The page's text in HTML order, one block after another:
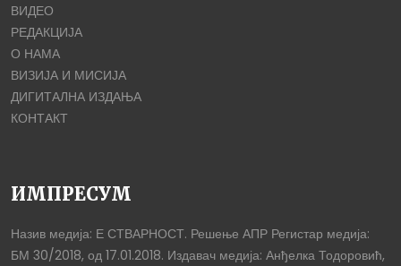
ВИДЕО
РЕДАКЦИЈА
О НАМА
ВИЗИЈА И МИСИЈА
ДИГИТАЛНА ИЗДАЊА
КОНТАКТ
ИМПРЕСУМ
Назив медија: Е СТВАРНОСТ. Решење АПР Регистар медија:
БМ 30/2018, од 17.01.2018. Издавач медија: Анђелка Тодоровић,